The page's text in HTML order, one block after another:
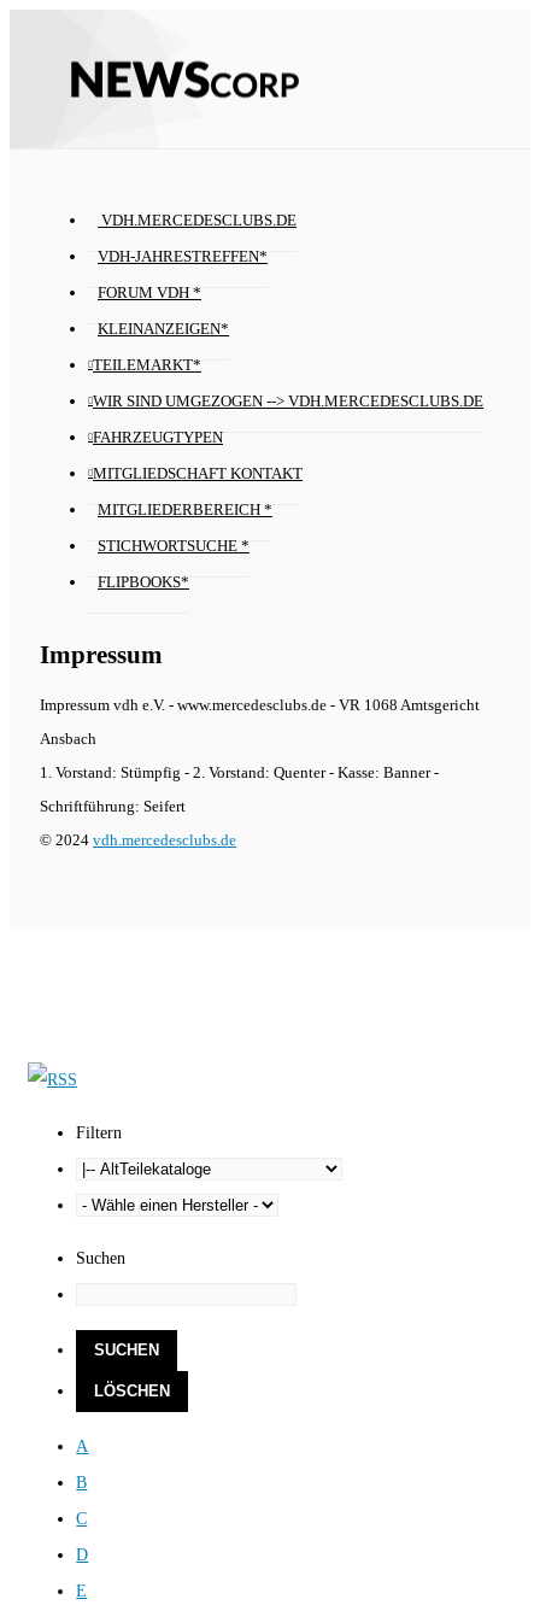
VDH.MERCEDESCLUBS.DE
VDH-JAHRESTREFFEN*
FORUM VDH *
KLEINANZEIGEN*
TEILEMARKT*
WIR SIND UMGEZOGEN --> VDH.MERCEDESCLUBS.DE
FAHRZEUGTYPEN
MITGLIEDSCHAFT KONTAKT
MITGLIEDERBEREICH *
STICHWORTSUCHE *
FLIPBOOKS*
Impressum
Impressum vdh e.V. - www.mercedesclubs.de - VR 1068 Amtsgericht
Ansbach
1. Vorstand: Stümpfig - 2. Vorstand: Quenter - Kasse: Banner -
Schriftführung: Seifert
© 2024 vdh.mercedesclubs.de
Filtern
Suchen
A
B
C
D
E